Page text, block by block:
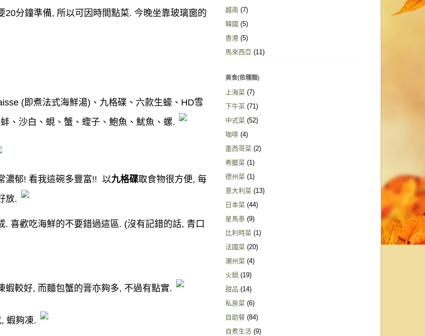
20分鐘準備, 所以可因時間點菜. 今晚坐靠玻璃窗的
(即煮法式海鮮湯) 、九格碟、六款生蠔、 HD雪
、沙白、蜆、蟹、蟶子、鮑魚、魷魚、螺.
濃郁! 看我這碗多豐富!! 以九格碟取食物很方便, 每
放.
. 喜歡吃海鮮的不要錯過這區. (沒有記錯的話, 青口
蝦較好, 而麵包蟹的膏亦夠多, 不過有點實.
, 蝦夠凍.
越南 (7)
韓國 (5)
香港 (5)
馬來西亞 (11)
美食(依種類)
上海菜 (7)
下午茶 (71)
中式菜 (52)
咖啡 (4)
墨西哥菜 (2)
希臘菜 (1)
德州菜 (1)
意大利菜 (13)
日本菜 (44)
星馬泰 (9)
比利時菜 (1)
法國菜 (20)
潮州菜 (4)
火鍋 (19)
甜品 (14)
私房菜 (6)
自助餐 (84)
自煮生活 (9)